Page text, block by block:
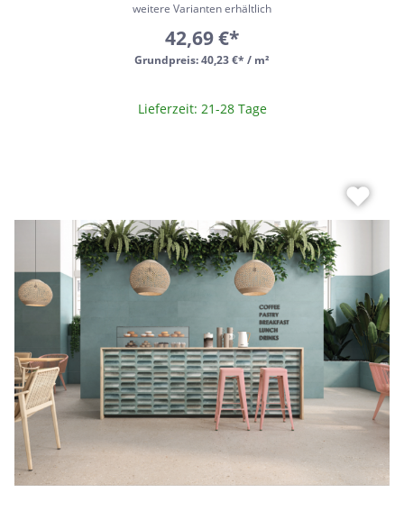
Grundpreis:40,23 €* / m²
weitere Varianten erhältlich
42,69 €*
Lieferzeit: 21-28 Tage